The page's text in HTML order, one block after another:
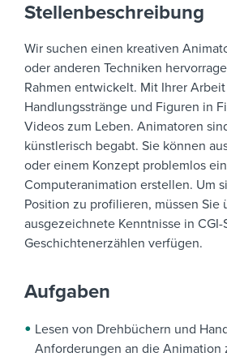
Stellenbeschreibung
Wir suchen einen kreativen
oder anderen Techniken
Rahmen entwickelt. Mit Ihrer
Handlungsstränge und Figuren in
Videos zum Leben. Animatoren
künstlerisch begabt. Sie können
oder einem Konzept problemlos
Computeranimation erstellen. Um
Position zu profilieren, müssen Sie
ausgezeichnete Kenntnisse in
Geschichtenerzählen verfügen.
Aufgaben
Lesen von Drehbüchern und
Anforderungen an die Animation